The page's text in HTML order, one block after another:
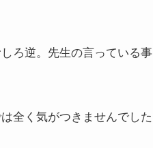
ろ逆。先生の言っている事
全く気がつきませんでした